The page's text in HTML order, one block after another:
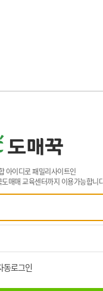
아이디로 패밀리사이트인
매매 교육센터까지 이용가능합니
동로그인